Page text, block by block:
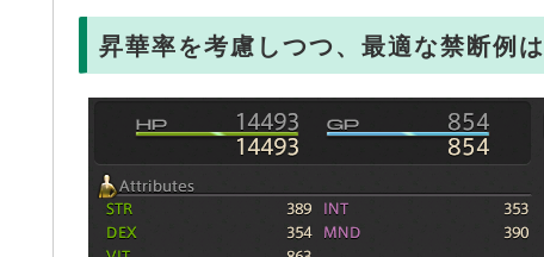
昇華率を考慮しつつ、最適な禁断例は